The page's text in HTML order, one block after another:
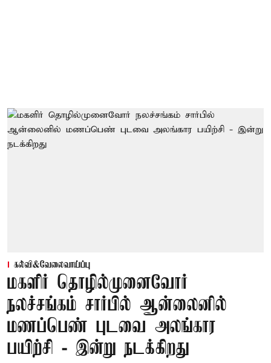
கல்வி&வேலைவாய்ப்பு
மகளிர் தொழில்முனைவோர்
நலச்சங்கம் சார்பில் ஆன்லைனில்
மணப்பெண் புடவை அலங்கார
பயிற்சி - இன்று நடக்கிறது